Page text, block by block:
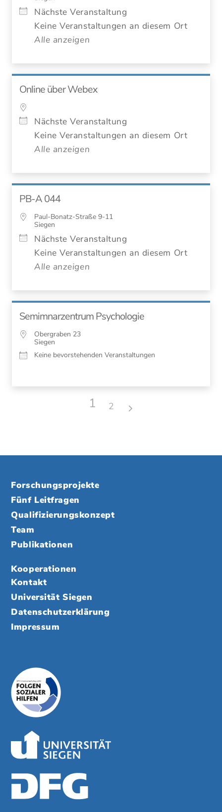
Nächste Veranstaltung
Keine Veranstaltungen an diesem Ort
Alle anzeigen
Online über Webex
Nächste Veranstaltung
Keine Veranstaltungen an diesem Ort
Alle anzeigen
PB-A 044
Paul-Bonatz-Straße 9-11
Siegen
Nächste Veranstaltung
Keine Veranstaltungen an diesem Ort
Alle anzeigen
Semimnarzentrum Psychologie
Obergraben 23
Siegen
Keine bevorstehenden Veranstaltungen
1 2
Forschungsprojekte
Fünf Leitfragen
Qualifizierungskonzept
Team
Publikationen
Kooperationen
Kontakt
Universität Siegen
Datenschutzerklärung
Impressum